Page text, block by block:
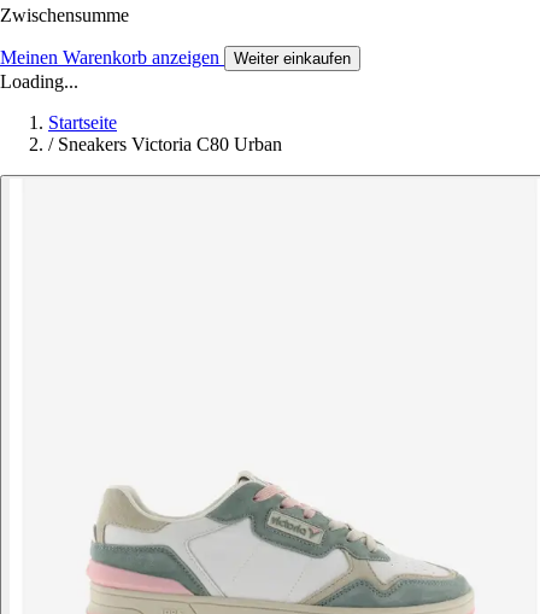
Zwischensumme
Meinen Warenkorb anzeigen Weiter einkaufen
Loading...
Startseite
/ Sneakers Victoria C80 Urban